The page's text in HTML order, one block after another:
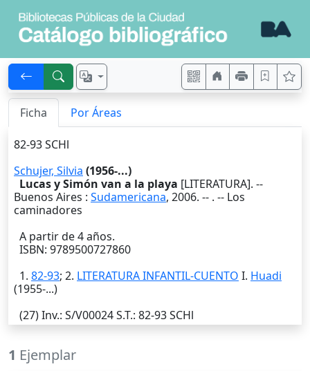
Ficha Por Áreas
82-93 SCHl
Schujer, Silvia (1956-...)
Lucas y Simón van a la playa [LITERATURA]. --
Buenos Aires : Sudamericana, 2006. -- . -- Los
caminadores
A partir de 4 años.
ISBN: 9789500727860
1. 82-93; 2. LITERATURA INFANTIL-CUENTO I. Huadi
(1955-...)
(27)Inv.: S/V00024S.T.: 82-93 SCHl
1 Ejemplar